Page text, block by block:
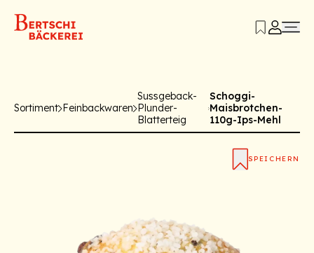
Sortiment Feinbackwaren
Sussgeback-
Plunder-
Blatterteig
Schoggi-
Maisbrotchen-
110g-Ips-Mehl
SPEICHERN